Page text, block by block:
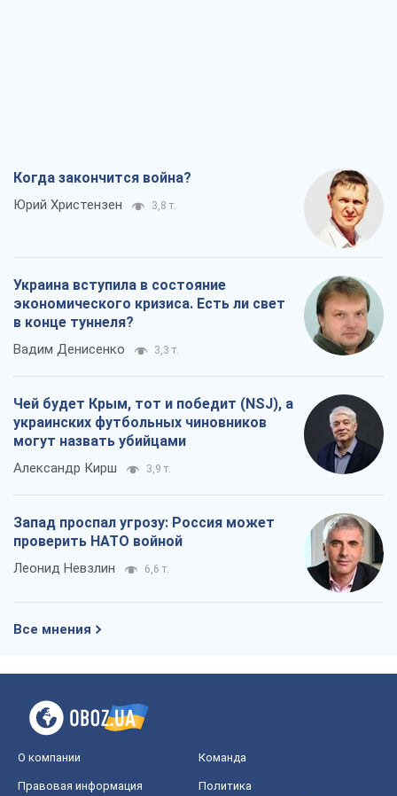
Когда закончится война?
Юрий Христензен 3,8 т.
Украина вступила в состояние
экономического кризиса. Есть ли свет
в конце туннеля?
Вадим Денисенко 3,3 т.
Чей будет Крым, тот и победит (NSJ), а
украинских футбольных чиновников
могут назвать убийцами
Александр Кирш 3,9 т.
Запад проспал угрозу: Россия может
проверить НАТО войной
Леонид Невзлин 6,6 т.
Все мнения
О компании Команда
Правовая информация
Политика